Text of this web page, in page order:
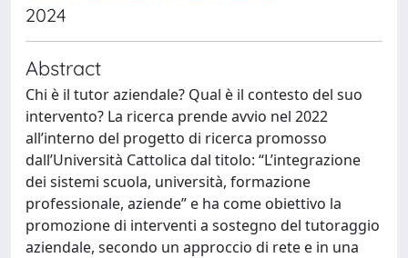
2024
Abstract
Chi è il tutor aziendale? Qual è il contesto del suo
intervento? La ricerca prende avvio nel 2022
all’interno del progetto di ricerca promosso
dall’Università Cattolica dal titolo: “L’integrazione
dei sistemi scuola, università, formazione
professionale, aziende” e ha come obiettivo la
promozione di interventi a sostegno del tutoraggio
aziendale, secondo un approccio di rete e in una